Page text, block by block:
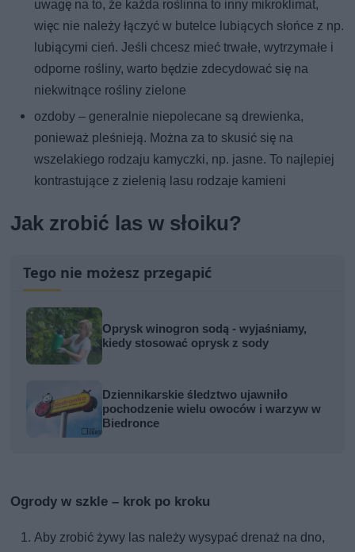
uwagę na to, że każda roślinna to inny mikroklimat,
więc nie należy łączyć w butelce lubiących słońce z np.
lubiącymi cień. Jeśli chcesz mieć trwałe, wytrzymałe i
odporne rośliny, warto będzie zdecydować się na
niekwitnące rośliny zielone
ozdoby – generalnie niepolecane są drewienka,
ponieważ pleśnieją. Można za to skusić się na
wszelakiego rodzaju kamyczki, np. jasne. To najlepiej
kontrastujące z zielenią lasu rodzaje kamieni
Jak zrobić las w słoiku?
Tego nie możesz przegapić
Oprysk winogron sodą - wyjaśniamy,
kiedy stosować oprysk z sody
Dziennikarskie śledztwo ujawniło
pochodzenie wielu owoców i warzyw w
Biedronce
Ogrody w szkle – krok po kroku
Aby zrobić żywy las należy wysypać drenaż na dno,